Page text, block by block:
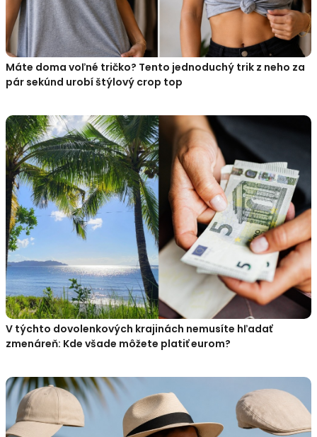
Máte doma voľné tričko? Tento jednoduchý trik z neho za
pár sekúnd urobí štýlový crop top
V týchto dovolenkových krajinách nemusíte hľadať
zmenáreň: Kde všade môžete platiť eurom?